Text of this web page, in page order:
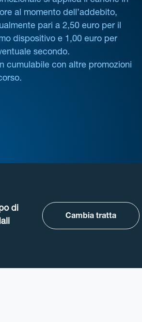
al momento dell’addebito,
pari a 2,50 euro per il
dispositivo e 1,00 euro per
secondo.
cumulabile con altre promozioni
di
Cambia tratta